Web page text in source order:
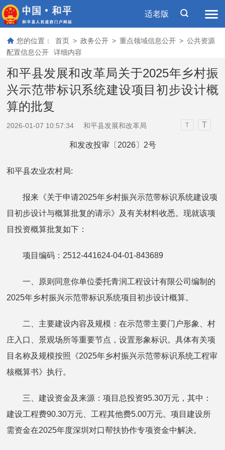
适老版
您的位置： 首页 > 政务公开 > 重点领域信息公开 > 公共资源
配置信息公开
详细内容
和平县发展和改革局关于2025年乡村振
兴示范带标识系统建设项目初步设计概
算的批复
2026-01-07 10:57:34 和平县发展和改革局 T T
和发改投审〔2026〕2号
和平县农业农村局:
报来《关于申请2025年乡村振兴示范带标识系统建设项
目初步设计与概算批复的请示》及有关材料收悉。现就该项
目投资概算批复如下：
项目编码：2512-441624-04-01-843689
一、原则同意你单位委托青润工程设计有限公司编制的
2025年乡村振兴示范带标识系统项目初步设计概算。
二、主要建设内容及规模：在示范带主要门户形象、村
庄入口、景观场所等重要节点，设置形象标识。具体有关项
目名称及规模按照《2025年乡村振兴示范带标识系统工程审
核概算书》执行。
三、建设资金及来源：项目总投资95.30万元，其中：
建设工程费90.30万元、工程其他费5.00万元。项目建设所
需资金在2025年度深圳对口帮扶协作专项资金中解决。